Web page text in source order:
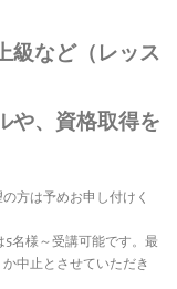
級など（レッス
や、資格取得を
方は予めお申し付けく
名様～受講可能です。最
中止とさせていただき